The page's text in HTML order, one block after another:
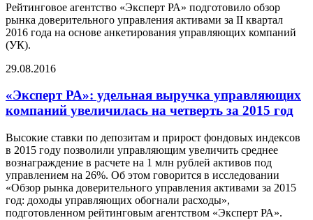
Рейтинговое агентство «Эксперт РА» подготовило обзор
рынка доверительного управления активами за II квартал
2016 года на основе анкетирования управляющих компаний
(УК).
29.08.2016
«Эксперт РА»: удельная выручка управляющих
компаний увеличилась на четверть за 2015 год
Высокие ставки по депозитам и прирост фондовых индексов
в 2015 году позволили управляющим увеличить среднее
вознаграждение в расчете на 1 млн рублей активов под
управлением на 26%. Об этом говорится в исследовании
«Обзор рынка доверительного управления активами за 2015
год: доходы управляющих обогнали расходы»,
подготовленном рейтинговым агентством «Эксперт РА».